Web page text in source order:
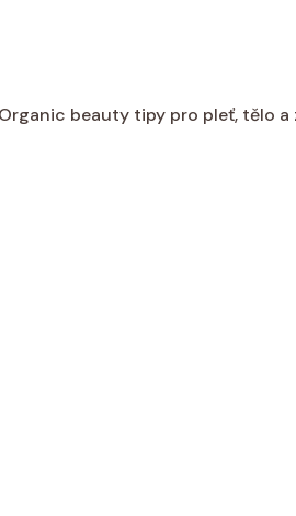
Organic beauty tipy pro pleť, tělo a